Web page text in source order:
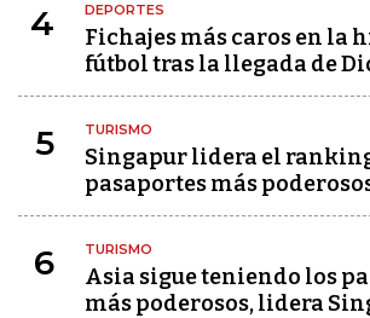
4 DEPORTES
Fichajes más caros en la
fútbol tras la llegada de
5 TURISMO
Singapur lidera el
pasaportes más
6 TURISMO
Asia sigue teniendo los
más poderosos, lidera